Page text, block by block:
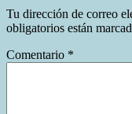
Tu dirección de correo
obligatorios están
Comentario *